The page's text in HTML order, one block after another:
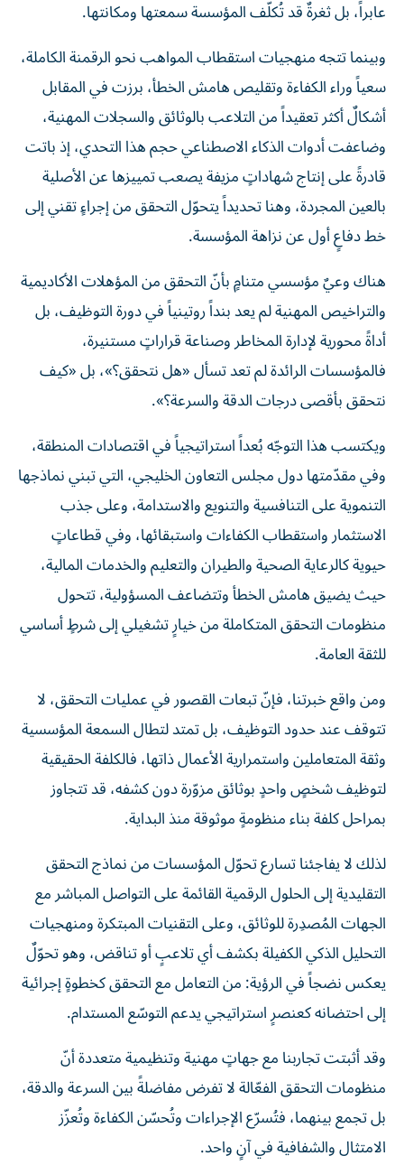
عابراً، بل ثغرةٌ قد تُكلّف المؤسسة سمعتها ومكانتها.
وبينما تتجه منهجيات استقطاب المواهب نحو الرقمنة الكاملة،
سعياً وراء الكفاءة وتقليص هامش الخطأ، برزت في المقابل
أشكالٌ أكثر تعقيداً من التلاعب بالوثائق والسجلات المهنية،
وضاعفت أدوات الذكاء الاصطناعي حجم هذا التحدي، إذ باتت
قادرةً على إنتاج شهاداتٍ مزيفة يصعب تمييزها عن الأصلية
بالعين المجردة، وهنا تحديداً يتحوّل التحقق من إجراءٍ تقني إلى
خط دفاعٍ أول عن نزاهة المؤسسة.
هناك وعيٌ مؤسسي متنامٍ بأنّ التحقق من المؤهلات الأكاديمية
والتراخيص المهنية لم يعد بنداً روتينياً في دورة التوظيف، بل
أداةً محورية لإدارة المخاطر وصناعة قراراتٍ مستنيرة،
فالمؤسسات الرائدة لم تعد تسأل «هل نتحقق؟»، بل «كيف
نتحقق بأقصى درجات الدقة والسرعة؟».
ويكتسب هذا التوجّه بُعداً استراتيجياً في اقتصادات المنطقة،
وفي مقدّمتها دول مجلس التعاون الخليجي، التي تبني نماذجها
التنموية على التنافسية والتنويع والاستدامة، وعلى جذب
الاستثمار واستقطاب الكفاءات واستبقائها، وفي قطاعاتٍ
حيوية كالرعاية الصحية والطيران والتعليم والخدمات المالية،
حيث يضيق هامش الخطأ وتتضاعف المسؤولية، تتحول
منظومات التحقق المتكاملة من خيارٍ تشغيلي إلى شرطٍ أساسي
للثقة العامة.
ومن واقع خبرتنا، فإنّ تبعات القصور في عمليات التحقق، لا
تتوقف عند حدود التوظيف، بل تمتد لتطال السمعة المؤسسية
وثقة المتعاملين واستمرارية الأعمال ذاتها، فالكلفة الحقيقية
لتوظيف شخصٍ واحدٍ بوثائق مزوّرة دون كشفه، قد تتجاوز
بمراحل كلفة بناء منظومةٍ موثوقة منذ البداية.
لذلك لا يفاجئنا تسارع تحوّل المؤسسات من نماذج التحقق
التقليدية إلى الحلول الرقمية القائمة على التواصل المباشر مع
الجهات المُصدِرة للوثائق، وعلى التقنيات المبتكرة ومنهجيات
التحليل الذكي الكفيلة بكشف أي تلاعبٍ أو تناقض، وهو تحوّلٌ
يعكس نضجاً في الرؤية: من التعامل مع التحقق كخطوةٍ إجرائية
إلى احتضانه كعنصرٍ استراتيجي يدعم التوسّع المستدام.
وقد أثبتت تجاربنا مع جهاتٍ مهنية وتنظيمية متعددة أنّ
منظومات التحقق الفعّالة لا تفرض مفاضلةً بين السرعة والدقة،
بل تجمع بينهما، فتُسرّع الإجراءات وتُحسّن الكفاءة وتُعزّز
الامتثال والشفافية في آنٍ واحد.